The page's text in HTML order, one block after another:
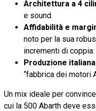
Architettura a 4
e sound.
Affidabilità e
noto per la sua
incrementi di coppia.
Produzione italiana
“fabbrica dei motori
Un mix ideale per
cui la 500 Abarth deve